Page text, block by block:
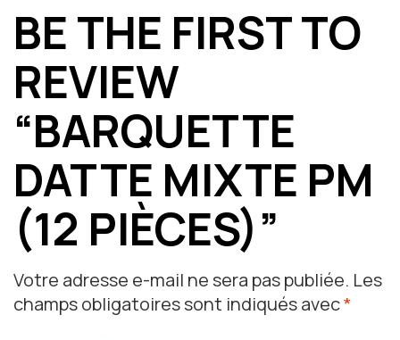
BE THE FIRST TO
REVIEW
“BARQUETTE
DATTE MIXTE PM
(12 PIÈCES)”
Votre adresse e-mail ne sera pas publiée. Les
champs obligatoires sont indiqués avec*